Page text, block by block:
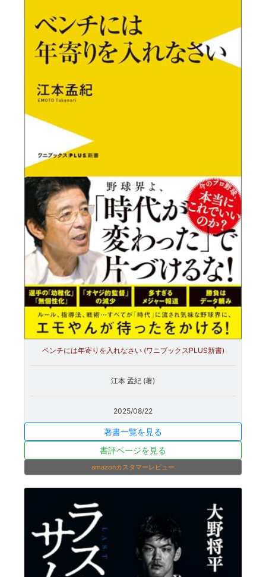
ベンチには年寄りを入れなさい (ワニブックスPLUS新書)
江本 孟紀 (著)
2025/08/22
著書一覧を見る
書評ページを見る
amazonカスタマーレビュー